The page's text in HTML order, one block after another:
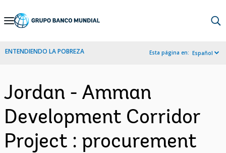
Skip
Navigation
ENTENDIENDO LA POBREZA Esta página en: Español
Jordan - Amman
Development Corridor
Project : procurement